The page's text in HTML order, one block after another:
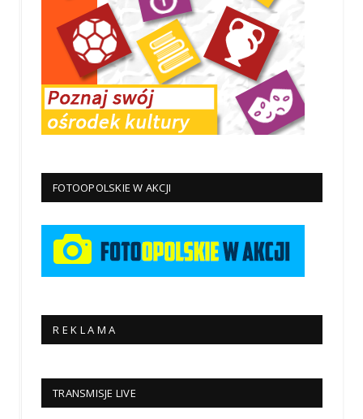
FOTOOPOLSKIE W AKCJI
R E K L A M A
TRANSMISJE LIVE